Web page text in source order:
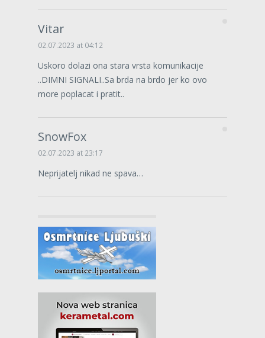
Vitar
02.07.2023 at 04:12
Uskoro dolazi ona stara vrsta komunikacije
..DIMNI SIGNALI..Sa brda na brdo jer ko ovo
more poplacat i pratit..
SnowFox
02.07.2023 at 23:17
Neprijatelj nikad ne spava…